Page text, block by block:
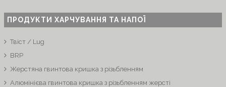
ПРОДУКТИ ХАРЧУВАННЯ ТА НАПОЇ
Твіст / Lug
BRP
Жерстяна гвинтова кришка з різьбленням
Алюмінієва гвинтова кришка з різьбленням жерсті